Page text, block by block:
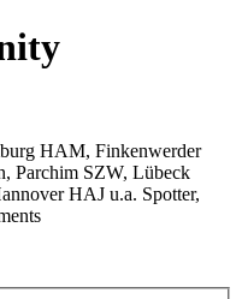
HAM, Finkenwerder
Parchim SZW, Lübeck
HAJ u.a. Spotter,